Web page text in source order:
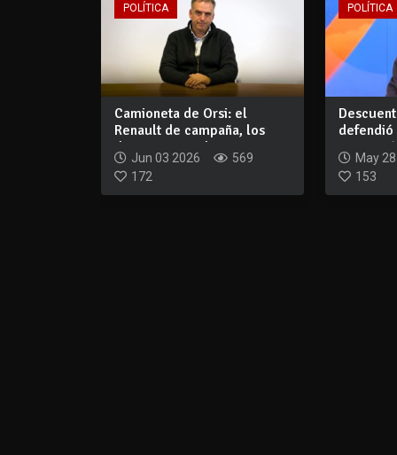
POLÍTICA
Camioneta de Orsi: el
Renault de campaña, los
documentos y l...
Jun 03 2026
569
172
POLÍTICA
se
May
153